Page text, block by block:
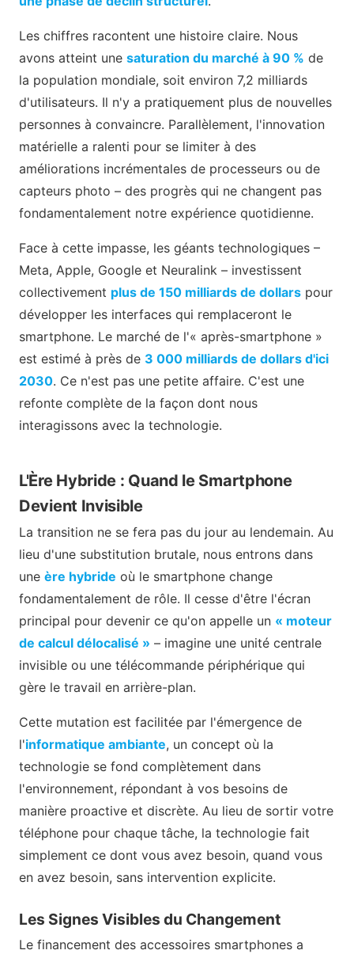
Les chiffres racontent une histoire claire. Nous
avons atteint une saturation du marché à 90 % de
la population mondiale, soit environ 7,2 milliards
d'utilisateurs. Il n'y a pratiquement plus de nouvelles
personnes à convaincre. Parallèlement, l'innovation
matérielle a ralenti pour se limiter à des
améliorations incrémentales de processeurs ou de
capteurs photo – des progrès qui ne changent pas
fondamentalement notre expérience quotidienne.
Face à cette impasse, les géants technologiques –
Meta, Apple, Google et Neuralink – investissent
collectivement plus de 150 milliards de dollars pour
développer les interfaces qui remplaceront le
smartphone. Le marché de l'« après-smartphone »
est estimé à près de 3 000 milliards de dollars d'ici
2030. Ce n'est pas une petite affaire. C'est une
refonte complète de la façon dont nous
interagissons avec la technologie.
L'Ère Hybride : Quand le Smartphone
Devient Invisible
La transition ne se fera pas du jour au lendemain. Au
lieu d'une substitution brutale, nous entrons dans
une ère hybride où le smartphone change
fondamentalement de rôle. Il cesse d'être l'écran
principal pour devenir ce qu'on appelle un « moteur
de calcul délocalisé » – imagine une unité centrale
invisible ou une télécommande périphérique qui
gère le travail en arrière-plan.
Cette mutation est facilitée par l'émergence de
l'informatique ambiante, un concept où la
technologie se fond complètement dans
l'environnement, répondant à vos besoins de
manière proactive et discrète. Au lieu de sortir votre
téléphone pour chaque tâche, la technologie fait
simplement ce dont vous avez besoin, quand vous
en avez besoin, sans intervention explicite.
Les Signes Visibles du Changement
Le financement des accessoires smartphones a